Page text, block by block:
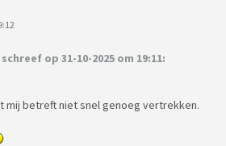
op 31-10-2025 om 19:11:
mij betreft niet snel genoeg vertrekken.